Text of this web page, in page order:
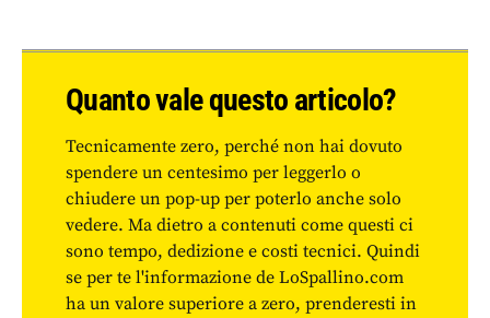
Quanto vale questo articolo?
Tecnicamente zero, perché non hai dovuto
spendere un centesimo per leggerlo o
chiudere un pop-up per poterlo anche solo
vedere. Ma dietro a contenuti come questi ci
sono tempo, dedizione e costi tecnici. Quindi
se per te l'informazione de LoSpallino.com
ha un valore superiore a zero, prenderesti in